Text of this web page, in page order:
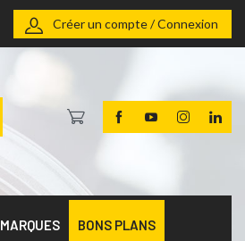
Créer un compte / Connexion
MARQUES BONS PLANS